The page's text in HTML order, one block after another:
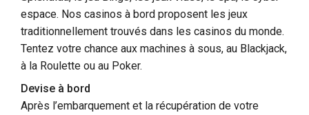
espace. Nos casinos à bord proposent les jeux
traditionnellement trouvés dans les casinos du monde.
Tentez votre chance aux machines à sous, au Blackjack,
à la Roulette ou au Poker.
Devise à bord
Après l’embarquement et la récupération de votre